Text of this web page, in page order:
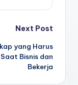
Next Post
yang Harus
Bisnis dan
Bekerja